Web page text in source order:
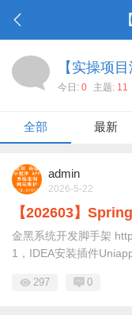
【实操项目
今日: 0 主题: 11
全部 最新
admin
2026-5-22
【202603】
金黑系统开发脚手架
1，IDEA安装插件
297 0